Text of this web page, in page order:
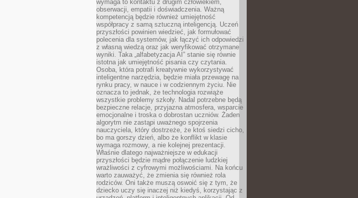
wymaga to kontaktu z drugim człowiekiem,
obserwacji, empatii i doświadczenia. Ważną
kompetencją będzie również umiejętność
współpracy z samą sztuczną inteligencją. Uczeń
przyszłości powinien wiedzieć, jak formułować
polecenia dla systemów, jak łączyć ich odpowiedzi
z własną wiedzą oraz jak weryfikować otrzymane
wyniki. Taka „alfabetyzacja AI” stanie się równie
istotna jak umiejętność pisania czy czytania.
Osoba, która potrafi kreatywnie wykorzystywać
inteligentne narzędzia, będzie miała przewagę na
rynku pracy, w nauce i w codziennym życiu. Nie
oznacza to jednak, że technologia rozwiąże
wszystkie problemy szkoły. Nadal potrzebne będą
bezpieczne relacje, przyjazna atmosfera, wsparcie
emocjonalne i troska o dobrostan uczniów. Żaden
algorytm nie zastąpi uważnego spojrzenia
nauczyciela, który dostrzeże, że ktoś siedzi cicho,
bo ma gorszy dzień, albo że konflikt w klasie
wymaga rozmowy, a nie kolejnej prezentacji.
Właśnie dlatego najważniejsze w edukacji
przyszłości będzie mądre połączenie ludzkiej
wrażliwości z cyfrowymi możliwościami. Na końcu
warto zauważyć, że zmienia się również rola
rodziców. Oni także muszą oswoić się z tym, że
dziecko uczy się inaczej niż kiedyś, korzystając z